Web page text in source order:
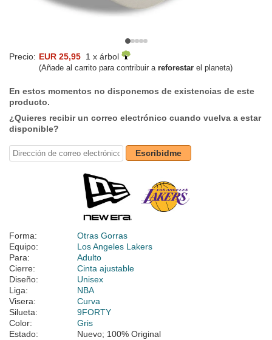
Precio: EUR 25,95 1 x árbol
(Añade al carrito para contribuir a reforestar el planeta)
En estos momentos no disponemos de existencias de este
producto.
¿Quieres recibir un correo electrónico cuando vuelva a estar
disponible?
Escribidme
Forma:
Otras Gorras
Equipo:
Los Angeles Lakers
Para:
Adulto
Cierre:
Cinta ajustable
Diseño:
Unisex
Liga:
NBA
Visera:
Curva
Silueta:
9FORTY
Color:
Gris
Estado:
Nuevo; 100% Original